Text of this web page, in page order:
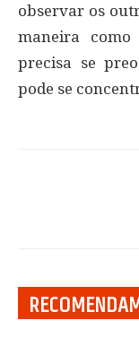
observar os
maneira
precisa se
pode se